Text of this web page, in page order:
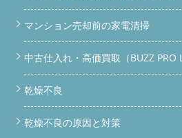
マンション売却前の家電清掃
中古仕入れ・高価買取（BUZZ PRO
乾燥不良
乾燥不良の原因と対策